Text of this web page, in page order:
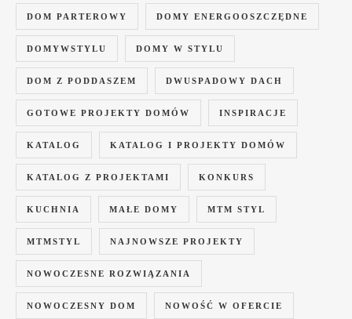
DOM PARTEROWY DOMY ENERGOOSZCZĘDNE
DOMYWSTYLU DOMY W STYLU
DOM Z PODDASZEM DWUSPADOWY DACH
GOTOWE PROJEKTY DOMÓW INSPIRACJE
KATALOG KATALOG I PROJEKTY DOMÓW
KATALOG Z PROJEKTAMI KONKURS
KUCHNIA MAŁE DOMY MTM STYL
MTMSTYL NAJNOWSZE PROJEKTY
NOWOCZESNE ROZWIĄZANIA
NOWOCZESNY DOM NOWOŚĆ W OFERCIE